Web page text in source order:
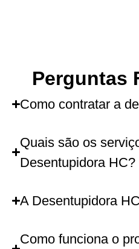
Perguntas
Como contratar a
Quais são os
Desentupidora HC?
A Desentupidora
Como funciona o